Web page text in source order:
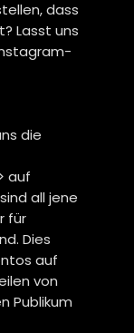
dass
Lasst uns
die
auf
all jene
für
Dies
auf
von
Publikum